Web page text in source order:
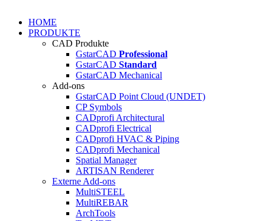
HOME
PRODUKTE
CAD Produkte
GstarCAD Professional
GstarCAD Standard
GstarCAD Mechanical
Add-ons
GstarCAD Point Cloud (UNDET)
CP Symbols
CADprofi Architectural
CADprofi Electrical
CADprofi HVAC & Piping
CADprofi Mechanical
Spatial Manager
ARTISAN Renderer
Externe Add-ons
MultiSTEEL
MultiREBAR
ArchTools